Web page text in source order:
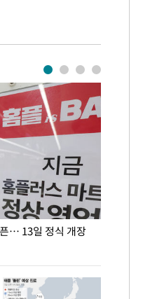
… 13일 정식 개장